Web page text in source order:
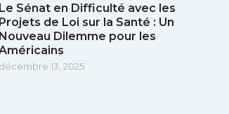
Le Sénat en Difficulté avec les
Projets de Loi sur la Santé : Un
Nouveau Dilemme pour les
décembre 13, 2025